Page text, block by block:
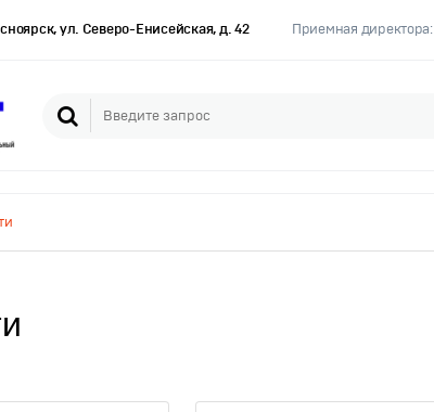
ул. Северо-Енисейская, д. 42 Приемная директора: